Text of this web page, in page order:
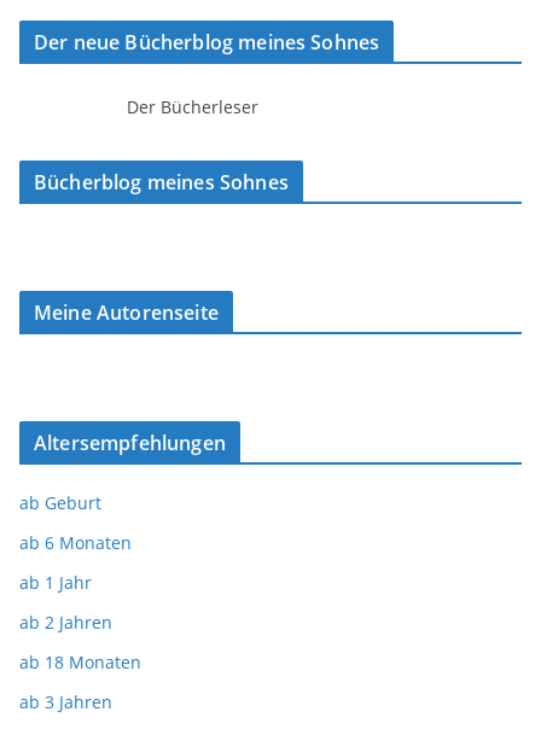
Der neue Bücherblog meines Sohnes
Der Bücherleser
Bücherblog meines Sohnes
Meine Autorenseite
Altersempfehlungen
ab Geburt
ab 6 Monaten
ab 1 Jahr
ab 2 Jahren
ab 18 Monaten
ab 3 Jahren